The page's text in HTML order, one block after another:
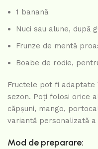
1 banană
Nuci sau alune, după
Frunze de mentă
Boabe de rodie,
Fructele pot fi
sezon. Poți folosi orice
căpșuni, mango,
variantă personalizată
Mod de preparare: